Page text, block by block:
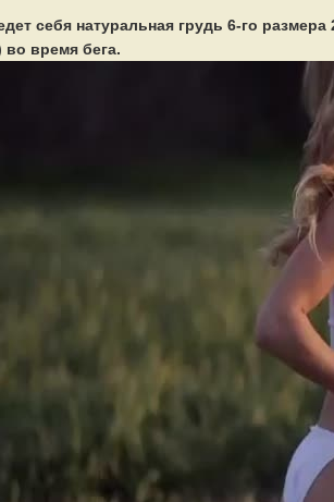
себя натуральная грудь 6-го
во время бега.